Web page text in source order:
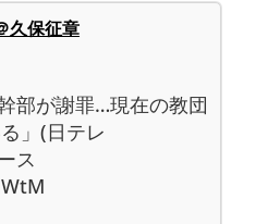
久保征章
部が謝罪…現在の教団
」(日テレ
ス